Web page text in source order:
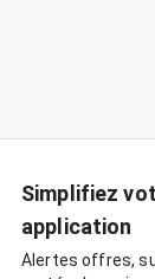
Simplifiez
application
Alertes offres,